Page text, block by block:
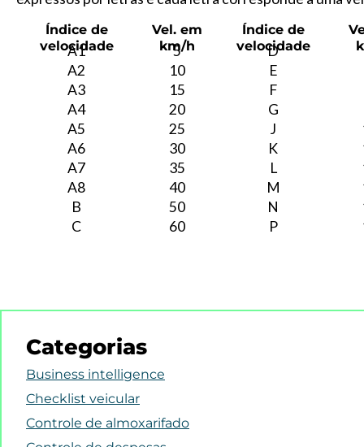
Índice de
velocidade
Vel.em
km/h
Índicede
velocidade
A1 5
D
A2
10
E
A3
15
F
A4
20
G
A5
25 J
A6
30 K
A7
35 L
A8
40 M
B
50 N
C
60 P
Categorias
Business intelligence
Checklist veicular
Controle de almoxarifado